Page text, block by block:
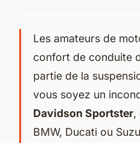
Les amateurs de
confort de conduite
partie de la
vous soyez un
Davidson Sportster,
BMW, Ducati ou